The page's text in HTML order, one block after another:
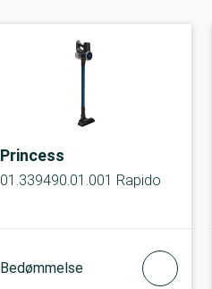
Princess
01.339490.01.001 Rapido
Bedømmelse